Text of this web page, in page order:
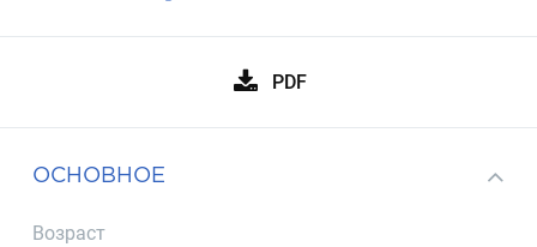
PDF
ОСНОВНОЕ
Возраст